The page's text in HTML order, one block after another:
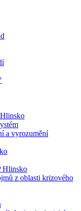
a vyrozumění
Hlinsko
z oblasti krizového